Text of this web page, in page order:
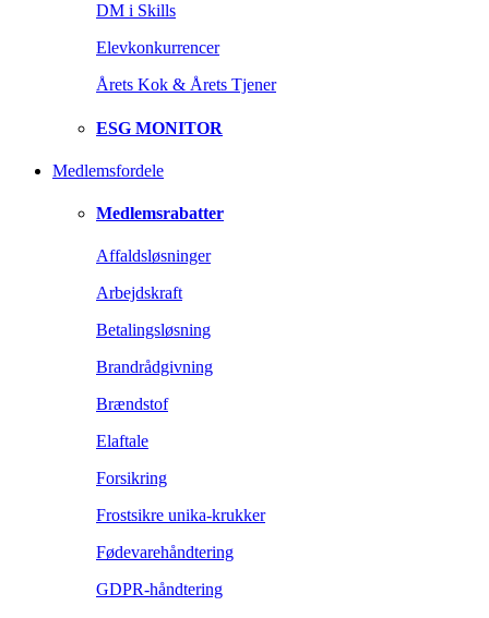
DM i Skills
Elevkonkurrencer
Årets Kok & Årets Tjener
ESG MONITOR
Medlemsfordele
Medlemsrabatter
Affaldsløsninger
Arbejdskraft
Betalingsløsning
Brandrådgivning
Brændstof
Elaftale
Forsikring
Frostsikre unika-krukker
Fødevarehåndtering
GDPR-håndtering